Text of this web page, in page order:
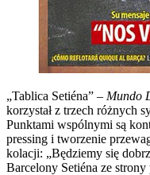
„Tablica Setiéna” – Mundo
korzystał z trzech różnych
Punktami wspólnymi są
pressing i tworzenie
kolacji: „Będziemy się
Barcelony Setiéna ze